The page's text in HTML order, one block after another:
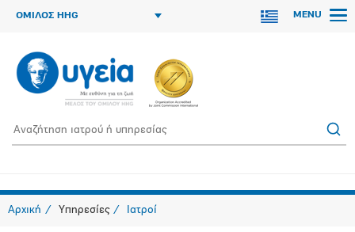
ΟΜΙΛΟΣ HHG MENU
Αρχική Υπηρεσίες Ιατροί